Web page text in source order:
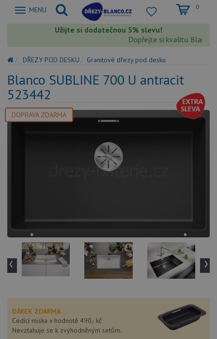
Zobrazit
MENU 0
Užijte si dodatečnou 5% slevu!
Dopřejte si kvalitu Blanco s
DŘEZY POD DESKU Granitové dřezy pod desku
Blanco SUBLINE 700 U antracit
523442
DOPRAVA ZDARMA
‹ ›
DÁREK ZDARMA
Cedící miska v hodnotě 490,- kč
Nevztahuje se k zvýhodněným setům.